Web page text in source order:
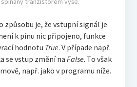
způsobu je, že vstupní signál je
k pinu nic připojeno, funkce
hodnotu True. V případe např.
se vstup změní na False. To však
např. jako v programu níže.